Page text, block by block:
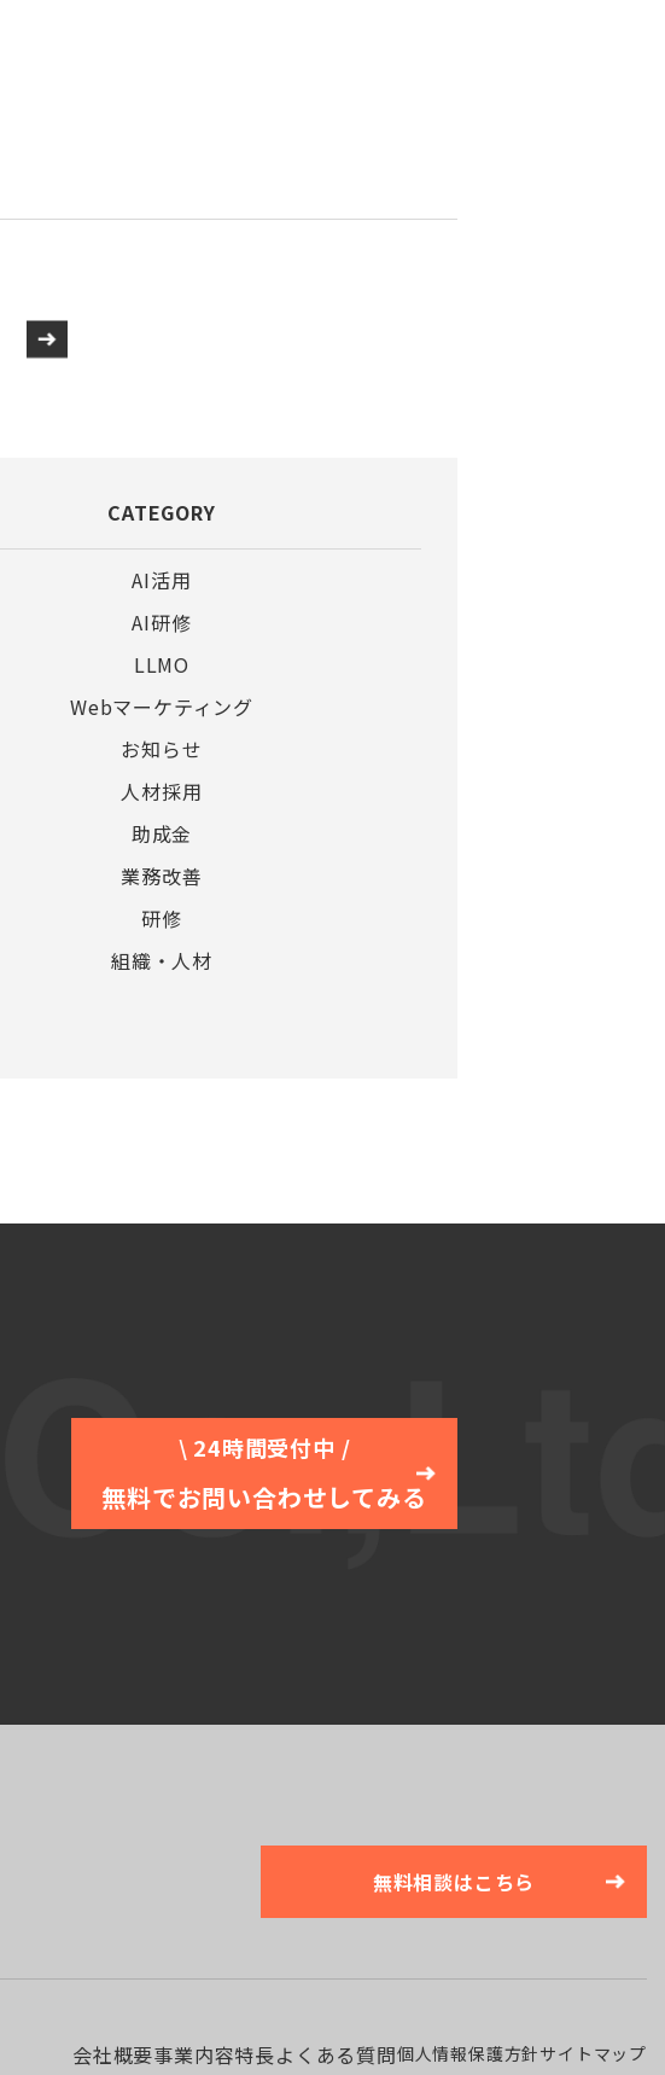
CATEGORY
AI活用
AI研修
LLMO
Webマーケティング
お知らせ
人材採用
助成金
業務改善
研修
組織・人材
\ 24時間受付中 /
無料でお問い合わせしてみる
無料相談はこちら
会社概要事業内容特長よくある質問個人情報保護方針サイトマップ